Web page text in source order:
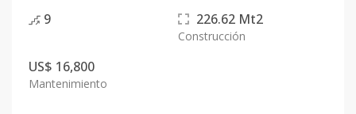
9 226.62 Mt2
Construcción
US$ 16,800
Mantenimiento